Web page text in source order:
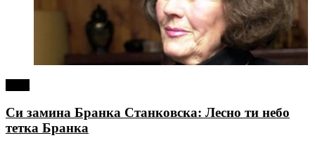
Си замина Бранка Станковска: Лесно ти небо
тетка Бранка